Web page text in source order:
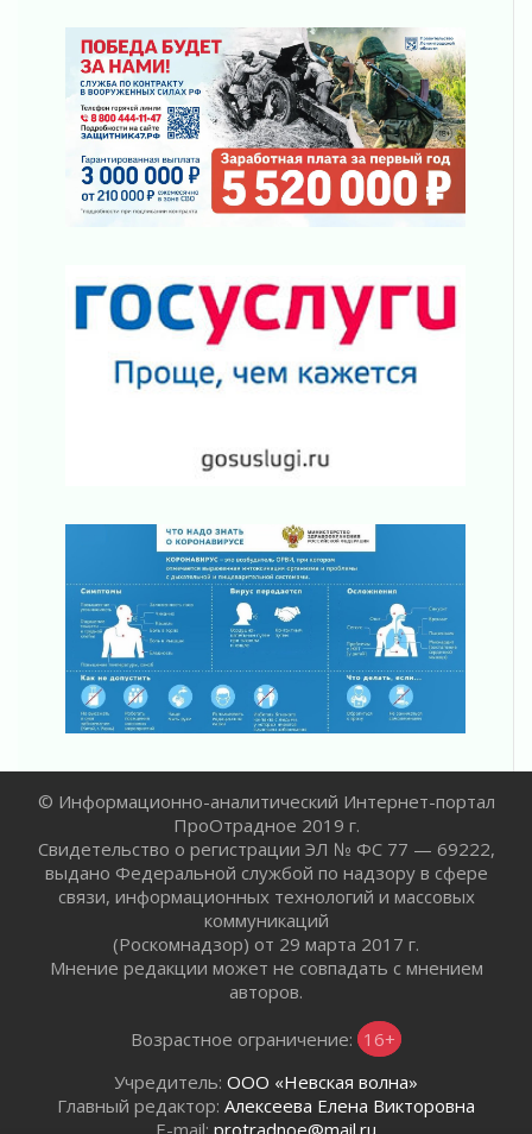
03 августа 2026
Ленобласть отмечает День Воздушно-
десантных войск
02 августа 2026
«Активное лето»
02 августа 2026
Ленобласть отметила заслуги жителей перед
Ладога — не пруд
02 августа 2026
ПСК через Гослуслуги напомнит жителям
Ленинградской области о неоплаченных
Пропавшего подростка нашли в Кировском
Жителям Ленобласти напомнили, как
действовать при укусе клеща
02 августа 2026
В Ивангороде назвали новых почетных
граждан Ленинградской области
02 августа 2026
Готовность №1
02 августа 2026
02 августа 2026
Ленобласть внедрила передовую подготовку
операторов БПЛА
02 августа 2026
В Ивангороде появилась «Избушка-
воробушка»
02 августа 2026
Юхла, мука, кантеле и Водяной
Лето катится с горки
01 августа 2026
В Ленобласти открылась экспозиция к 150-
© Информационно-аналитический Интернет-портал
ПроОтрадное 2019 г.
Свидетельство о регистрации ЭЛ № ФС 77 — 69222,
выдано Федеральной службой по надзору в сфере
связи, информационных технологий и массовых
коммуникаций
(Роскомнадзор) от 29 марта 2017 г.
Мнение редакции может не совпадать с мнением
авторов.
Возрастное ограничение: 16+
Учредитель: ООО «Невская волна»
Главный редактор: Алексеева Елена Викторовна